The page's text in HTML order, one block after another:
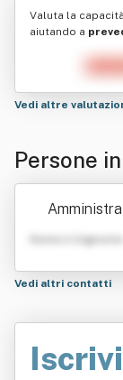
Valuta la
aiutando a
Vedi altre
Persone
Nome e Cognome
Vedi altri contatti